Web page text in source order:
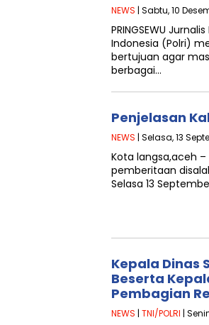
NEWS | Sabtu, 10
PRINGSEWU
Indonesia (Polri)
bertujuan agar
berbagai…
Penjelasan
NEWS | Selasa, 13
Kota langsa,aceh
pemberitaan
Selasa 13
Kepala Dinas
Beserta
Pembagian
NEWS | TNI/POLRI |